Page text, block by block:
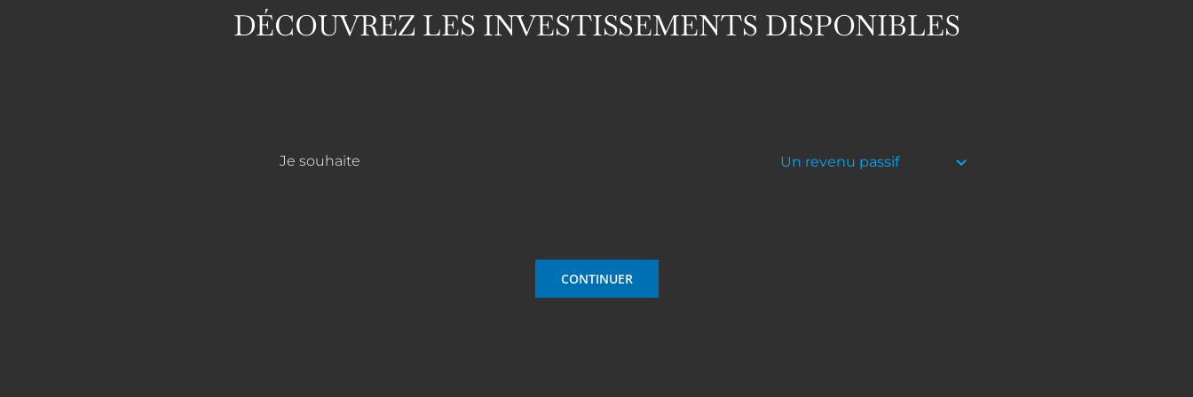
DÉCOUVREZ LES INVESTISSEMENTS DISPONIBLES
Je souhaite
CONTINUER